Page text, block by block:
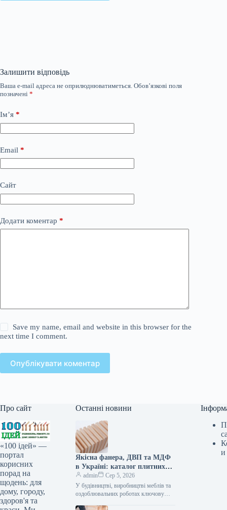
Залишити відповідь
Ваша e-mail адреса не оприлюднюватиметься. Обов’язкові поля
позначені *
Ім’я *
Email *
Сайт
Додати коментар *
Save my name, email and website in this browser for the
next time I comment.
Опублікувати коментар
Про сайт
«100 ідей» —
портал
корисних
порад на
щодень: для
дому, городу,
здоров'я та
Останні новини
Якісна фанера, ДВП та МДФ
в Україні: каталог плитних
матеріалів від «ВІН-ВУД»
admin
Сер 5, 2026
У будівництві, виробництві меблів та
оздоблювальних роботах ключову
и